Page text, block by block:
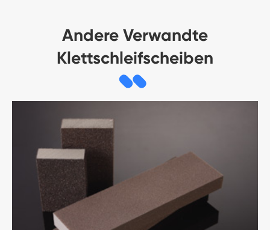
Andere Verwandte
Klettschleifscheiben